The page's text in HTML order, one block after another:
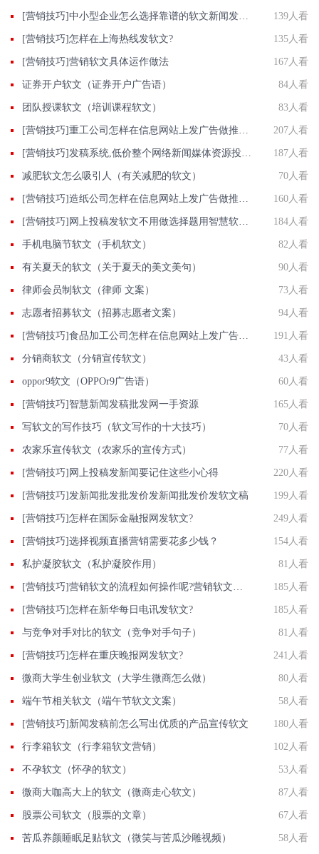
139人看
[营销技巧]怎样在上海热线发软文? 135人看
[营销技巧]营销软文具体运作做法 167人看
证券开户软文（证券开户广告语） 84人看
团队授课软文（培训课程软文） 83人看
207人看
187人看
减肥软文怎么吸引人（有关减肥的软文） 70人看
160人看
184人看
手机电脑节软文（手机软文） 82人看
有关夏天的软文（关于夏天的美文美句） 90人看
律师会员制软文（律师 文案） 73人看
志愿者招募软文（招募志愿者文案） 94人看
191人看
分销商软文（分销宣传软文） 43人看
oppor9软文（OPPOr9广告语） 60人看
[营销技巧]智慧新闻发稿批发网一手资源 165人看
写软文的写作技巧（软文写作的十大技巧） 70人看
农家乐宣传软文（农家乐的宣传方式） 77人看
[营销技巧]网上投稿发新闻要记住这些小心得 220人看
[营销技巧]发新闻批发批发价发新闻批发价发软文稿 199人看
[营销技巧]怎样在​国际金融报网发软文? 249人看
[营销技巧]选择视频直播营销需要花多少钱？ 154人看
私护凝胶软文（私护凝胶作用） 81人看
185人看
[营销技巧]怎样在新华每日电讯发软文? 185人看
与竞争对手对比的软文（竞争对手句子） 81人看
[营销技巧]怎样在重庆晚报网发软文? 241人看
微商大学生创业软文（大学生微商怎么做） 80人看
端午节相关软文（端午节软文文案） 58人看
[营销技巧]新闻发稿前怎么写出优质的产品宣传软文 180人看
行李箱软文（行李箱软文营销） 102人看
不孕软文（怀孕的软文） 53人看
微商大咖高大上的软文（微商走心软文） 87人看
股票公司软文（股票的文章） 67人看
苦瓜养颜睡眠足贴软文（微笑与苦瓜沙雕视频） 58人看